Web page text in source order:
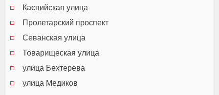
Каспийская улица
Пролетарский проспект
Севанская улица
Товарищеская улица
улица Бехтерева
улица Медиков